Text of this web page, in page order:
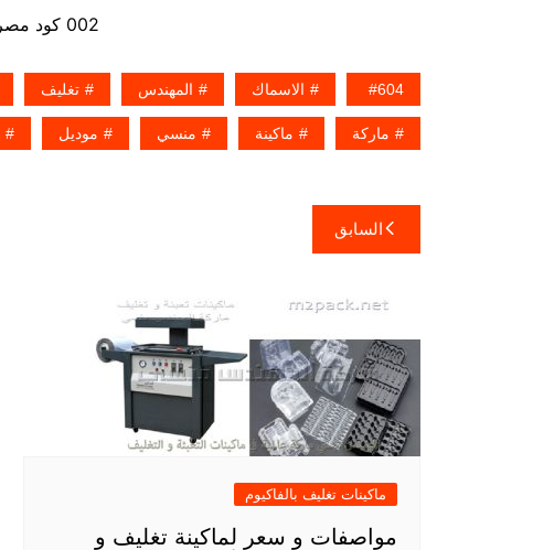
002 كود مصر قبل الرقم
604 الاسماك المهندس تغليف
ماركة ماكينة منسي موديل
تصفّح
المقالات
السابق
ماكينات تغليف بالفاكيوم
مواصفات و سعر لماكينة تغليف و